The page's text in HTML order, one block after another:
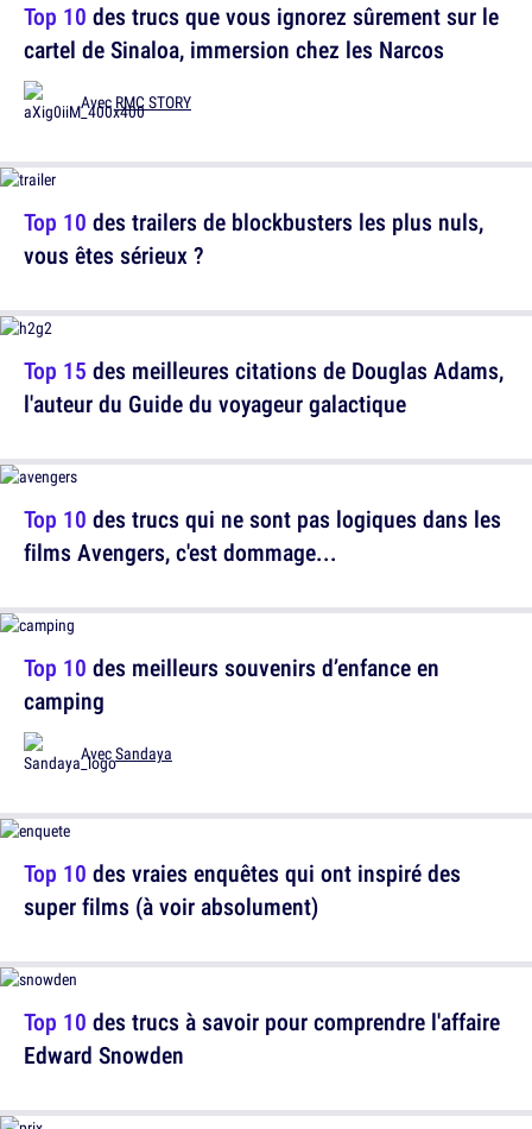
Top 10 des trailers de blockbusters les plus nuls,
vous êtes sérieux ?
Top 10 des trucs qui ne sont pas logiques dans les
films Avengers, c'est dommage...
Top 10 des vraies enquêtes qui ont inspiré des
super films (à voir absolument)
Top 10 des trucs que vous ignorez sûrement sur le
cartel de Sinaloa, immersion chez les Narcos
Avec RMC STORY
Top 15 des meilleures citations de Douglas Adams,
l'auteur du Guide du voyageur galactique
Top 10 des meilleurs souvenirs d’enfance en
camping
AvecSandaya
Top 10 des trucs à savoir pour comprendre l'affaire
Edward Snowden